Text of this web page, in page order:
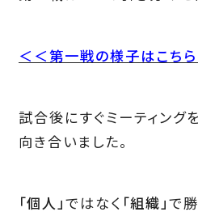
＜＜第一戦の様子はこち
試合後にすぐミーティング
向き合いました。
「個人」ではなく 「組織」で